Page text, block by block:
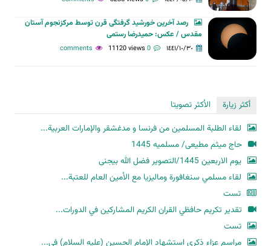
رصد آخرین خورشید گرفتگی قرن توسط مرکزنجوم آستان
مقدس / عکس: حمیدرضا رستمی
١٤٤١/١٠/٣٠ 0 comments
11120 views
أكثر زيارة
الأكثر تصويتا
لقاء الطلبة المسلمين من فرنسا و مدغشقر والإمارات العربية...
حاج میثم مطیعی/ مسلمیه 1445
یوم الاربعین 1445/التصویر فضل الله بیجنی
لقاء مسلمي سنغافورة وماليزيا مع الأمين العام للعتبة...
تست
تقدير تكريم حافظي القران الكريم المشاركين في الدورات...
تست
مراسم عزاء ذكرى استشهاد الإمام الحسين (عليه السلام) في...